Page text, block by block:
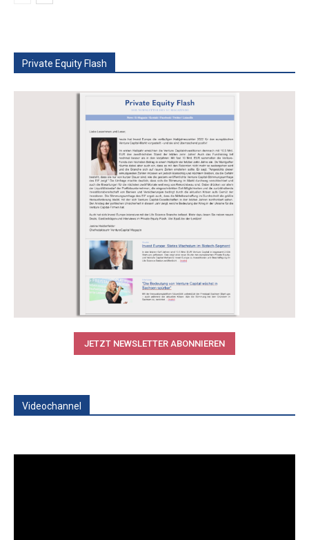
Private Equity Flash
JETZT NEWSLETTER ABONNIEREN
Videochannel